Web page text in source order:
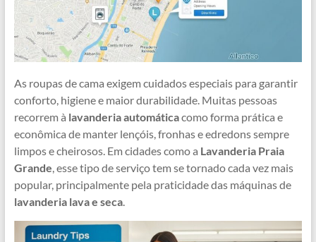
As roupas de cama exigem cuidados especiais para garantir
conforto, higiene e maior durabilidade. Muitas pessoas
recorrem à lavanderia automáticacomo forma prática e
econômica de manter lençóis, fronhas e edredons sempre
limpos e cheirosos. Em cidades como a Lavanderia Praia
Grande , esse tipo de serviço tem se tornado cada vez mais
popular, principalmente pela praticidade das máquinas de
lavanderia lava e seca.